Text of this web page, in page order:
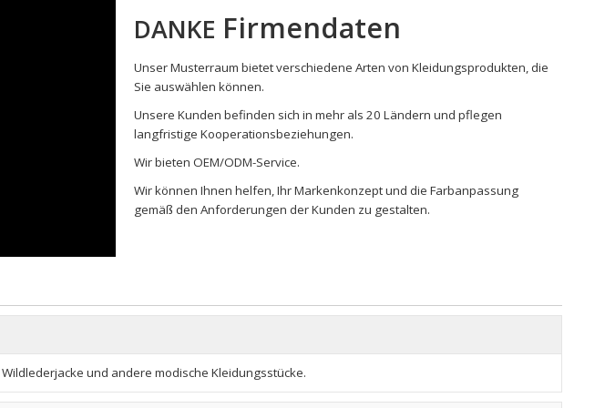
DANKE Firmendaten
Unser Musterraum bietet verschiedene Arten von Kleidungsprodukten, die
Sie auswählen können.
Unsere Kunden befinden sich in mehr als 20 Ländern und pflegen
langfristige Kooperationsbeziehungen.
Wir bieten OEM/ODM-Service.
Wir können Ihnen helfen, Ihr Markenkonzept und die Farbanpassung
gemäß den Anforderungen der Kunden zu gestalten.
und andere modische Kleidungsstücke.